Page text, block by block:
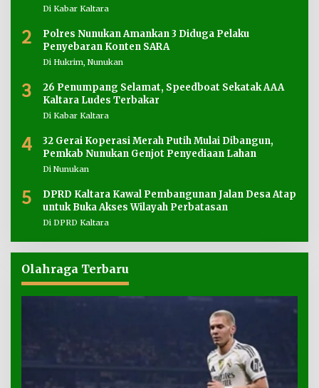
Di Kabar Kaltara
2
Polres Nunukan Amankan 3 Diduga Pelaku
Penyebaran Konten SARA
Di Hukrim, Nunukan
3
26 Penumpang Selamat, Speedboat Sekatak AAA
Kaltara Ludes Terbakar
Di Kabar Kaltara
4
32 Gerai Koperasi Merah Putih Mulai Dibangun,
Pemkab Nunukan Genjot Penyediaan Lahan
Di Nunukan
5
DPRD Kaltara Kawal Pembangunan Jalan Desa Atap
untuk Buka Akses Wilayah Perbatasan
Di DPRD Kaltara
Olahraga Terbaru